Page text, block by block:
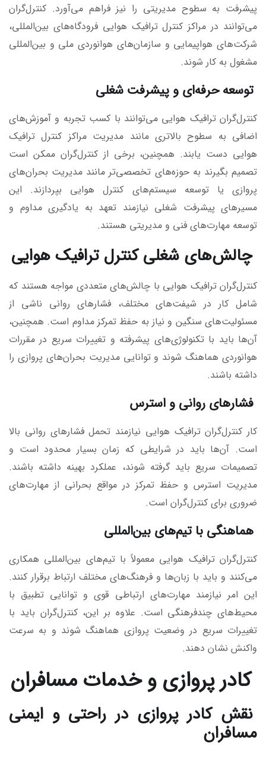
پیشرفت به سطوح مدیریتی را نیز فراهم می‌آورد. کنترل‌گران
می‌توانند در مراکز کنترل ترافیک هوایی فرودگاه‌های بین‌المللی،
شرکت‌های هواپیمایی و سازمان‌های هوانوردی ملی و بین‌المللی
مشغول به کار شوند.
توسعه حرفه‌ای و پیشرفت شغلی
کنترل‌گران ترافیک هوایی می‌توانند با کسب تجربه و آموزش‌های
اضافی به سطوح بالاتری مانند مدیریت مراکز کنترل ترافیک
هوایی دست یابند. همچنین، برخی از کنترل‌گران ممکن است
تصمیم بگیرند به حوزه‌های تخصصی‌تر مانند مدیریت بحران‌های
پروازی یا توسعه سیستم‌های کنترل هوایی بپردازند. این
مسیرهای پیشرفت شغلی نیازمند تعهد به یادگیری مداوم و
توسعه مهارت‌های فنی و مدیریتی هستند.
چالش‌های شغلی کنترل ترافیک هوایی
کنترل‌گران ترافیک هوایی با چالش‌های متعددی مواجه هستند که
شامل کار در شیفت‌های مختلف، فشارهای روانی ناشی از
مسئولیت‌های سنگین و نیاز به حفظ تمرکز مداوم است. همچنین،
آن‌ها باید با تکنولوژی‌های پیشرفته و تغییرات سریع در مقررات
هوانوردی هماهنگ شوند و توانایی مدیریت بحران‌های پروازی را
داشته باشند.
فشارهای روانی و استرس
کار کنترل‌گران ترافیک هوایی نیازمند تحمل فشارهای روانی بالا
است. آن‌ها باید در شرایطی که زمان بسیار محدود است و
تصمیمات سریع باید گرفته شوند، عملکرد بهینه داشته باشند.
مدیریت استرس و حفظ تمرکز در مواقع بحرانی از مهارت‌های
ضروری برای کنترل‌گران است.
هماهنگی با تیم‌های بین‌المللی
کنترل‌گران ترافیک هوایی معمولاً با تیم‌های بین‌المللی همکاری
می‌کنند و باید با زبان‌ها و فرهنگ‌های مختلف ارتباط برقرار کنند.
این امر نیازمند مهارت‌های ارتباطی قوی و توانایی تطبیق با
محیط‌های چندفرهنگی است. علاوه بر این، کنترل‌گران باید با
تغییرات سریع در وضعیت پروازی هماهنگ شوند و به سرعت
واکنش نشان دهند.
کادر پروازی و خدمات مسافران
نقش کادر پروازی در راحتی و ایمنی
مسافران